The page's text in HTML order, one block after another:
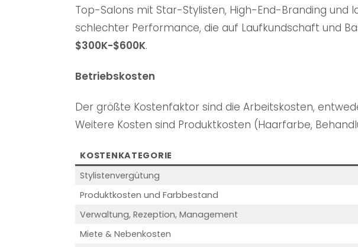
Top-Salons mit Star-Stylisten, High-End-Branding
schlechter Performance, die auf Laufkundschaft und
$300K-$600K.
Betriebskosten
Der größte Kostenfaktor sind die Arbeitskosten,
Weitere Kosten sind Produktkosten (Haarfarbe,
KOSTENKATEGORIE
Stylistenvergütung
Produktkosten und Farbbestand
Verwaltung, Rezeption, Management
Miete & Nebenkosten